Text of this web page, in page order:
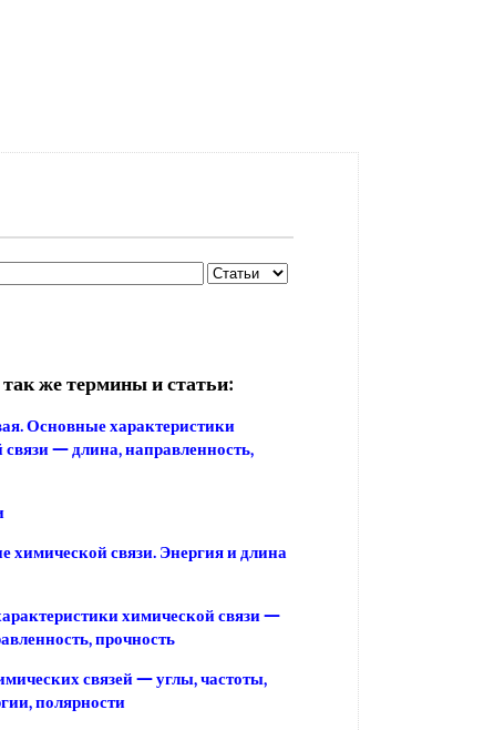
же термины и статьи:
Основные характеристики
— длина, направленность,
химической связи. Энергия и длина
химической связи —
прочность
связей — углы, частоты,
полярности